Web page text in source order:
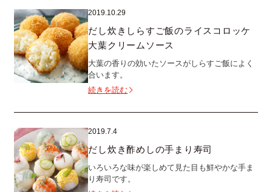
2019.10.29
だし炊きしらすご飯のライスコロッケ
大葉クリームソース
大葉の香りの効いたソースがしらすご飯によく
合います。
続きを読む
2019.7.4
だし炊き酢めしの手まり寿司
いろいろな味が楽しめて見た目も鮮やかな手ま
り寿司です。